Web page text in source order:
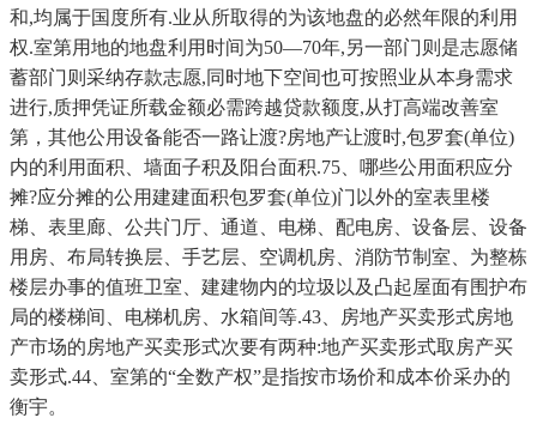
和,均属于国度所有.业从所取得的为该地盘的必然年限的利用
权.室第用地的地盘利用时间为50—70年,另一部门则是志愿储
蓄部门则采纳存款志愿,同时地下空间也可按照业从本身需求
进行,质押凭证所载金额必需跨越贷款额度,从打高端改善室
第，其他公用设备能否一路让渡?房地产让渡时,包罗套(单位)
内的利用面积、墙面子积及阳台面积.75、哪些公用面积应分
摊?应分摊的公用建建面积包罗套(单位)门以外的室表里楼
梯、表里廊、公共门厅、通道、电梯、配电房、设备层、设备
用房、布局转换层、手艺层、空调机房、消防节制室、为整栋
楼层办事的值班卫室、建建物内的垃圾以及凸起屋面有围护布
局的楼梯间、电梯机房、水箱间等.43、房地产买卖形式房地
产市场的房地产买卖形式次要有两种:地产买卖形式取房产买
卖形式.44、室第的“全数产权”是指按市场价和成本价采办的
衡宇。